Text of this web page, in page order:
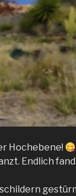
Hochebene!
Endlich fand